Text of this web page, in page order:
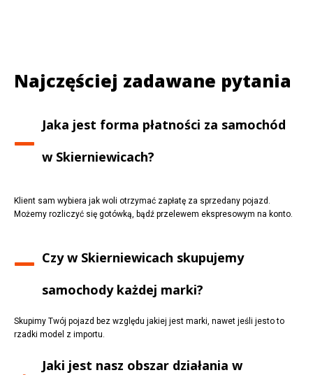
Najczęściej zadawane pytania
Jaka jest forma płatności za samochód
w Skierniewicach?
Klient sam wybiera jak woli otrzymać zapłatę za sprzedany pojazd.
Możemy rozliczyć się gotówką, bądź przelewem ekspresowym na konto.
Czy w Skierniewicach skupujemy
samochody każdej marki?
Skupimy Twój pojazd bez względu jakiej jest marki, nawet jeśli jesto to
rzadki model z importu.
Jaki jest nasz obszar działania w